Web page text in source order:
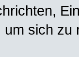
um sich